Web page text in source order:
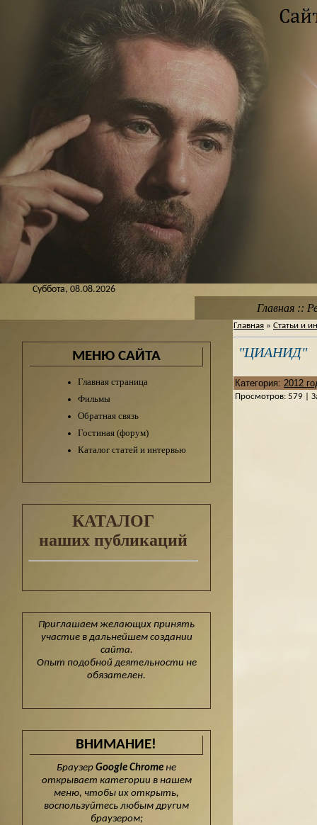
Суббота, 08.08.2026
Главная ::
МЕНЮ САЙТА
Главная страница
Фильмы
Обратная связь
Гостиная (форум)
Каталог статей и интервью
КАТАЛОГ
наших публикаций
Приглашаем желающих принять
участие в дальнейшем создании
сайта.
Опыт подобной деятельности не
обязателен.
ВНИМАНИЕ!
Браузер Google Chrome не
открывает категории в нашем
меню, чтобы их открыть,
воспользуйтесь любым другим
браузером;
Главная » Статьи и
"ЦИАНИД"
Категория: 2012
Просмотров: 579